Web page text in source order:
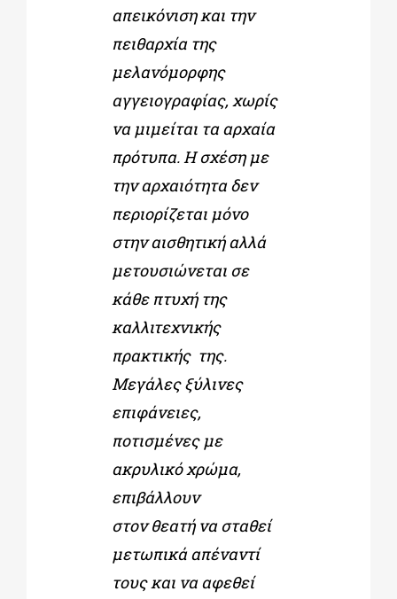
απεικόνιση και την
πειθαρχία της
μελανόμορφης
αγγειογραφίας, χωρίς
να μιμείται τα αρχαία
πρότυπα. Η σχέση με
την αρχαιότητα δεν
περιορίζεται μόνο
στην αισθητική αλλά
μετουσιώνεται σε
κάθε πτυχή της
καλλιτεχνικής
πρακτικής της.
Μεγάλες ξύλινες
επιφάνειες,
ποτισμένες με
ακρυλικό χρώμα,
επιβάλλουν
στονθεατή να σταθεί
μετωπικά απέναντί
τους και να αφεθεί